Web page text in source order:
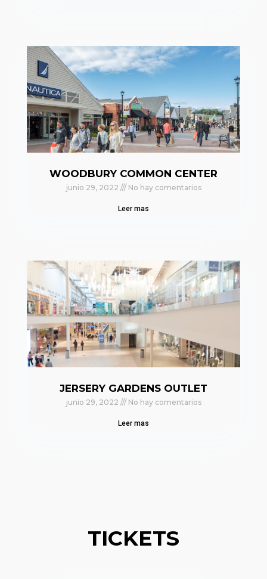
WOODBURY COMMON CENTER
junio 29, 2022 No hay comentarios
Leer mas
JERSERY GARDENS OUTLET
junio 29, 2022 No hay comentarios
Leer mas
TICKETS